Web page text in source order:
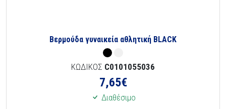
Βερμούδα γυναικεία αθλητική BLACK
ΚΩΔΙΚΟΣ C0101055036
7,65€
Διαθέσιμο